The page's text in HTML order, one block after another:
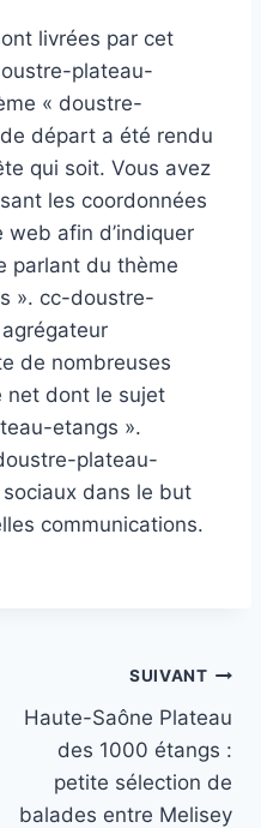
livrées par cet
plateau-
« doustre-
départ a été rendu
qui soit. Vous avez
les coordonnées
afin d’indiquer
parlant du thème
». cc-doustre-
de nombreuses
net dont le sujet
etangs ».
plateau-
dans le but
communications.
SUIVANT
Haute-Saône P lateau
des 1000 étangs :
petite sélection de
balades entre Melisey